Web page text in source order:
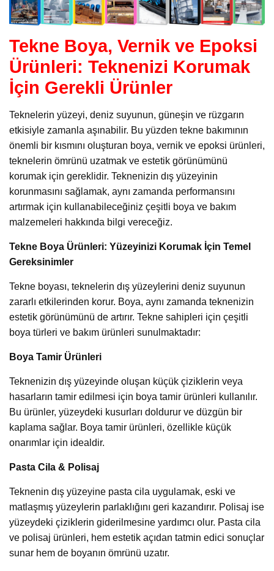
Tekne Boya, Vernik ve Epoksi
Ürünleri: Teknenizi Korumak
İçin Gerekli Ürünler
Teknelerin yüzeyi, deniz suyunun, güneşin ve rüzgarın
etkisiyle zamanla aşınabilir. Bu yüzden tekne bakımının
önemli bir kısmını oluşturan boya, vernik ve epoksi ürünleri,
teknelerin ömrünü uzatmak ve estetik görünümünü
korumak için gereklidir. Teknenizin dış yüzeyinin
korunmasını sağlamak, aynı zamanda performansını
artırmak için kullanabileceğiniz çeşitli boya ve bakım
malzemeleri hakkında bilgi vereceğiz.
Tekne Boya Ürünleri: Yüzeyinizi Korumak İçin Temel
Gereksinimler
Tekne boyası, teknelerin dış yüzeylerini deniz suyunun
zararlı etkilerinden korur. Boya, aynı zamanda teknenizin
estetik görünümünü de artırır. Tekne sahipleri için çeşitli
boya türleri ve bakım ürünleri sunulmaktadır:
Boya Tamir Ürünleri
Teknenizin dış yüzeyinde oluşan küçük çiziklerin veya
hasarların tamir edilmesi için boya tamir ürünleri kullanılır.
Bu ürünler, yüzeydeki kusurları doldurur ve düzgün bir
kaplama sağlar. Boya tamir ürünleri, özellikle küçük
onarımlar için idealdir.
Pasta Cila & Polisaj
Teknenin dış yüzeyine pasta cila uygulamak, eski ve
matlaşmış yüzeylerin parlaklığını geri kazandırır. Polisaj ise
yüzeydeki çiziklerin giderilmesine yardımcı olur. Pasta cila
ve polisaj ürünleri, hem estetik açıdan tatmin edici sonuçlar
sunar hem de boyanın ömrünü uzatır.